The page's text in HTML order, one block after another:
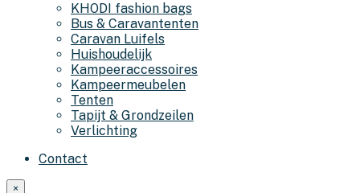
KHODI fashion bags
Bus & Caravantenten
Caravan Luifels
Huishoudelijk
Kampeeraccessoires
Kampeermeubelen
Tenten
Tapijt & Grondzeilen
Verlichting
Contact
×